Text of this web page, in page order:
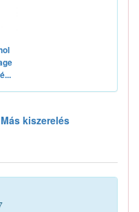
Más kiszerelés